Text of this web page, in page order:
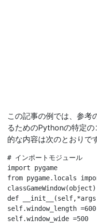
この記事の例では、参考
るためのPythonの特定
的な内容は次のとおりで
# インポートモジュール
import pygame
from pygame.locals
def
self.window_length =600
self.window_wide =500